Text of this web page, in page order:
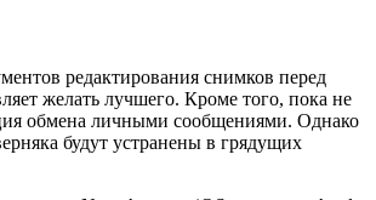
редактирования снимков перед
желать лучшего. Кроме того, пока не
обмена личными сообщениями. Однако
будут устранены в грядущих